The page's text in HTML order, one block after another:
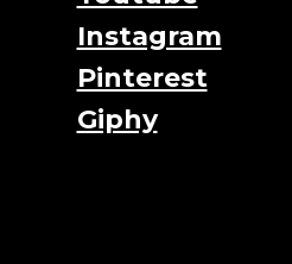
Instagram
Pinterest
Giphy